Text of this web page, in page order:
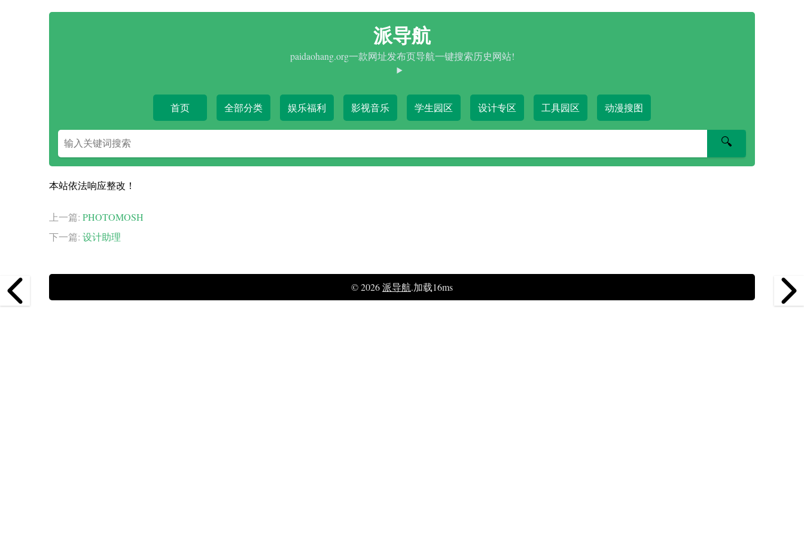
派导航
paidaohang.org一款网址发布页导航一键搜索历史网站!
首页 全部分类 娱乐福利 影视音乐 学生园区 设计专区 工具园区 动漫搜图
搜
索
字
🔍
本站依法响应整改！
上一篇: PHOTOMOSH
下一篇: 设计助理
© 2026派导航.加载16ms